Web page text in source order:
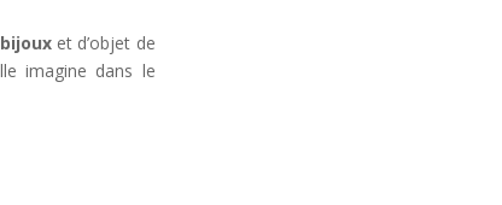
et d’objet de
imagine dans le